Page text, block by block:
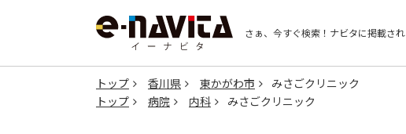
さぁ、今すぐ検索！ ナビタに掲載さ
トップ 香川県 東かがわ市
みさごクリニック
トップ
病院 内科 みさごクリニック